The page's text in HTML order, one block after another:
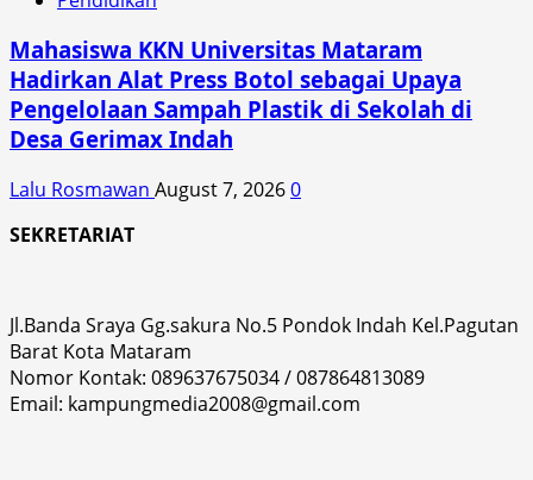
Mahasiswa KKN Universitas Mataram
Hadirkan Alat Press Botol sebagai Upaya
Pengelolaan Sampah Plastik di Sekolah di
Desa Gerimax Indah
Lalu Rosmawan August 7, 20260
SEKRETARIAT
Jl.Banda Sraya Gg.sakura No.5 Pondok Indah Kel.Pagutan
Barat Kota Mataram
Nomor Kontak: 089637675034 / 087864813089
Email: kampungmedia2008@gmail.com